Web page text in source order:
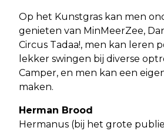
Op het Kunstgras kan men
genieten van MinMeerZee,
Circus Tadaa!, men kan leren
lekker swingen bij diverse
Camper, en men kan een
maken.
Herman Brood
Hermanus (bij het grote